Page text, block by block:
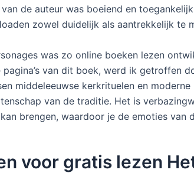
de auteur was boeiend en
zowel duidelijk als aantrekkelijk te
was zo online boeken lezen
van dit boek, werd ik getroffen
middeleeuwse kerkrituelen en
van de traditie. Het is
brengen, waardoor je de emoties van
voor gratis lezen